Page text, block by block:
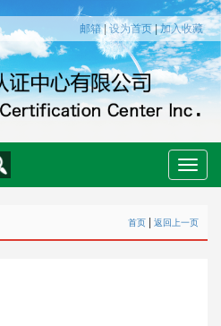
邮箱 |设为首页 |加入收藏
Toggle
首页 返回上一页